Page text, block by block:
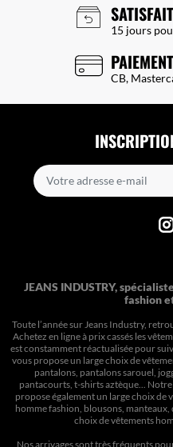
15 jours
CB,
JEANS INDUSTRY,
fashion
Toute l’année sur Jeans Industry,
Achetez en ligne à prix cassés les
est constamment réactualisée pour
vous propose un large choix de
pantalons, pantalons sarouel,
pantacourts, t-shirts aztèque...
propose également un large choix de
homme fashion, blousons,
choix devêtements
Nos arrivages sont très fréquents